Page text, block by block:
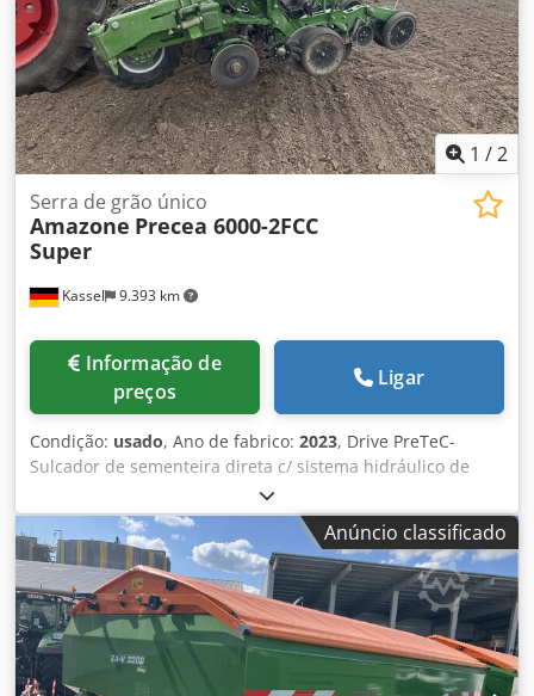
1 /2
Kassel 9.393 km
Serra de grão único
Amazone Precea 6000-2FCC
Super
preços
Ligar
Condição: usado, Ano de fabrico: 2023, Drive PreTeC-
Sulcador de sementeira direta c/ sistema hidráulico de
pressão de discos SmartForce, cabeça distribuidora p/
depósito frontal, controlo da máquina via ISOBUS, depósito
frontal FTender 2200 / tampa do depósito, rosca de
enchimento FTender, sistema de transporte simples,
autónomo / controlo da máquina via ISOBUS. Dkjdpetp
Hmrsfx An Esr
Anúncio classificado